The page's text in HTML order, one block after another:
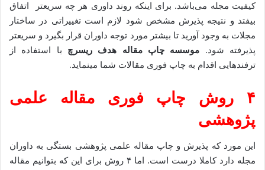
کیفیت مجله می‌باشد. برای اینکه روند داوری هر چه سریعتر اتفاق
بیفتد و نتیجه پذیرش مشخص شود لازم است تغییراتی در ساختار
مجلات به وجود آورید تا بیشتر مورد توجه داوران قرار بگیرد و سریعتر
پذیرفته شود. موسسه چاپ مقاله هدف ریسرچ با استفاده از
ترفندهایی اقدام به چاپ فوری مقالات شما مینماید.
۴ روش چاپ فوری مقاله علمی
پژوهشی
این مورد که پذیرش و چاپ مقاله علمی پژوهشی بستگی به داوران
مجله دارد کاملا درست است. اما ۴ روش برای این که بتوانیم مقاله